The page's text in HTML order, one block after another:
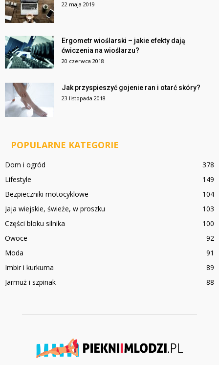
22 maja 2019
Ergometr wioślarski – jakie efekty dają
ćwiczenia na wioślarzu?
20 czerwca 2018
Jak przyspieszyć gojenie ran i otarć skóry?
23 listopada 2018
POPULARNE KATEGORIE
Dom i ogród
378
Lifestyle
149
Bezpieczniki motocyklowe
104
Jaja wiejskie, świeże, w proszku
103
Części bloku silnika
100
Owoce
92
Moda
91
Imbir i kurkuma
89
Jarmuż i szpinak
88